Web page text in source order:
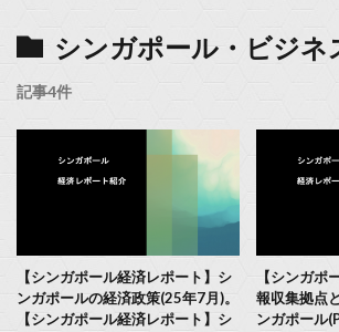
シンガポール・ビジネ
記事4件
【シンガポール経済レポート】シ
ンガポールの経済政策(25年7月)。
【シンガポール経済レポート】シ
【シンガポ
報収集拠点
ンガポール